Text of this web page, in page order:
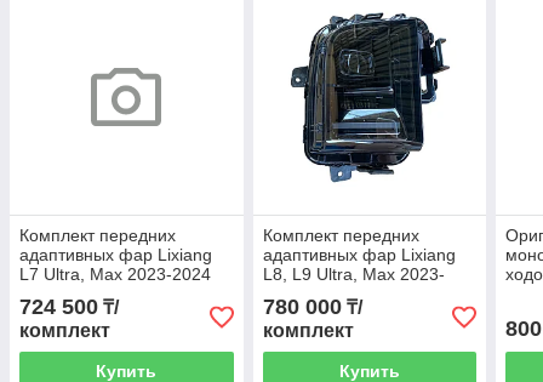
Комплект передних
адаптивных фар Lixiang
L7 Ultra, Max 2023-2024
41210012
724 500 ₸/
комплект
Купить
Комплект передних
адаптивных фар Lixiang
L8, L9 Ultra, Max 2023-
X01-41210012
780 000₸/
комплект
Купить